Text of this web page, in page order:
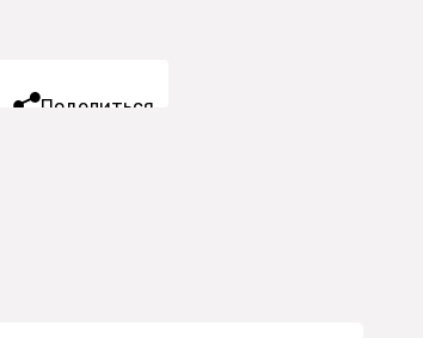
Поделиться